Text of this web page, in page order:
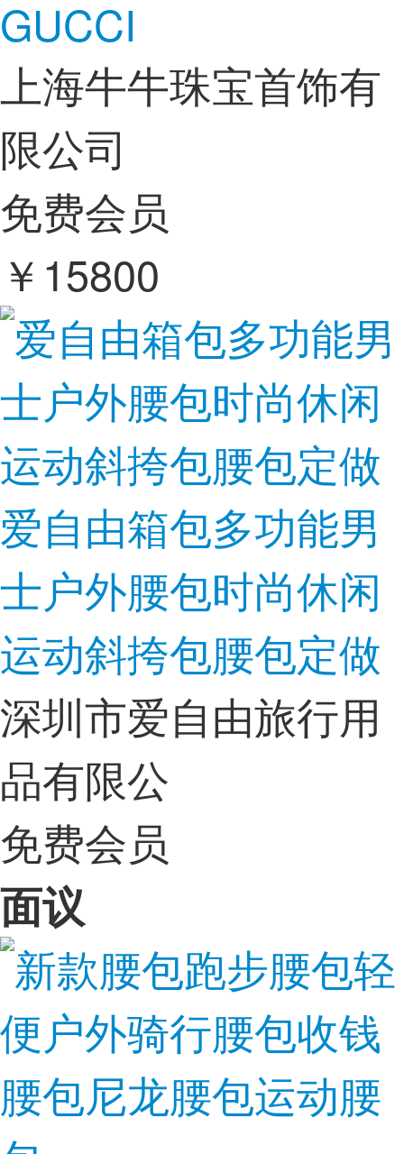
GUCCI
上海牛牛珠宝首饰有
限公司
免费会员
￥ 15800
爱自由箱包多功能男
士户外腰包时尚休闲
运动斜挎包腰包定做
深圳市爱自由旅行用
品有限公
免费会员
面议